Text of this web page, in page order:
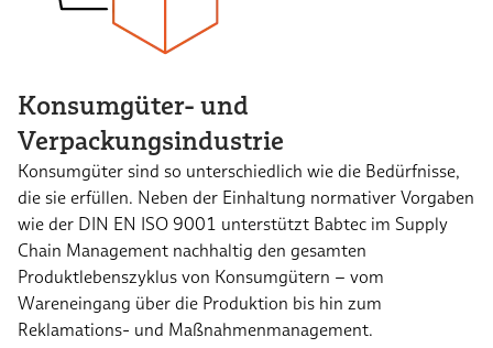
Konsumgüter- und
Verpackungsindustrie
Konsumgüter sind so unterschiedlich wie die Bedürfnisse,
die sie erfüllen. Neben der Einhaltung normativer Vorgaben
wie der DIN EN ISO 9001 unterstützt Babtec im Supply
Chain Management nachhaltig den gesamten
Produktlebenszyklus von Konsumgütern – vom
Wareneingang über die Produktion bis hin zum
Reklamations- und Maßnahmenmanagement.